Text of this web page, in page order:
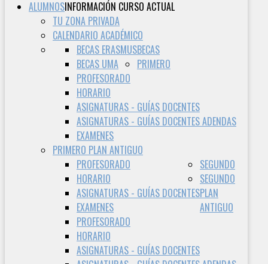
ALUMNOSINFORMACIÓN CURSO ACTUAL
TU ZONA PRIVADA
CALENDARIO ACADÉMICO
BECAS
BECAS ERASMUS
BECAS UMA
PRIMERO
PROFESORADO
HORARIO
ASIGNATURAS - GUÍAS DOCENTES
ASIGNATURAS - GUÍAS DOCENTES ADENDAS
EXAMENES
PRIMERO PLAN ANTIGUO
PROFESORADO
HORARIO
ASIGNATURAS - GUÍAS DOCENTES
EXAMENES
SEGUNDO
PROFESORADO
HORARIO
ASIGNATURAS - GUÍAS DOCENTES
SEGUNDO
PLAN
ANTIGUO